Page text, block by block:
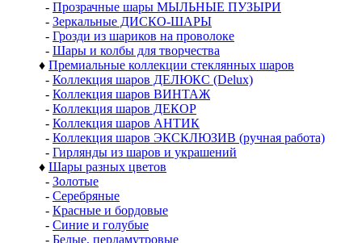
- Прозрачные шары МЫЛЬНЫЕ ПУЗЫРИ
- Зеркальные ДИСКО-ШАРЫ
- Грозди из шариков на проволоке
- Шары и колбы для творчества
♦ Премиальные коллекции стеклянных шаров
- Коллекция шаров ДЕЛЮКС (Delux)
- Коллекция шаров ВИНТАЖ
- Коллекция шаров ДЕКОР
- Коллекция шаров АНТИК
- Коллекция шаров ЭКСКЛЮЗИВ (ручная работа)
- Гирлянды из шаров и украшений
♦ Шары разных цветов
- Золотые
- Серебряные
- Красные и бордовые
- Синие и голубые
- Белые, перламутровые